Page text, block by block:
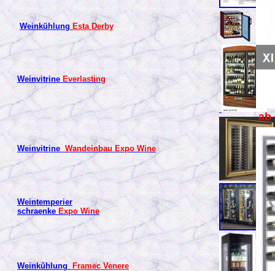
WeinkühlungEsta Derby
WeinvitrineEverlasting
Weinvitrine Wandeinbau Expo Wine
Weintemperier
schraenkeExpo Wine
WeinkühlungFramec Venere
ab